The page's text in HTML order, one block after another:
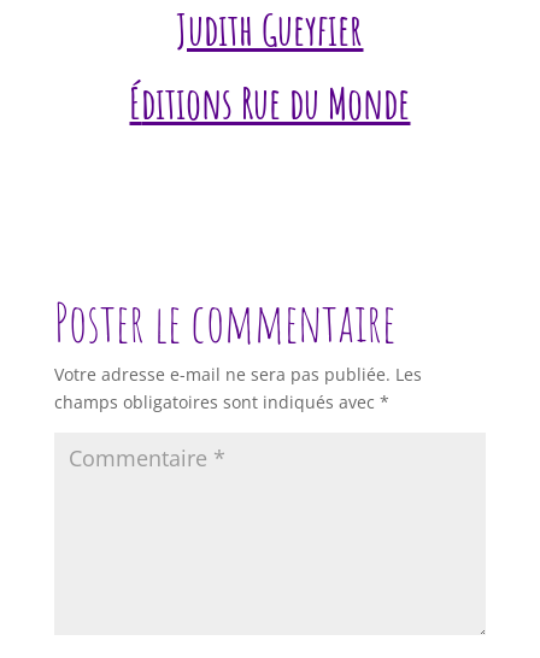
Judith Gueyfier
Éditions Rue du Monde
Poster le commentaire
Votre adresse e-mail ne sera pas publiée. Les
champs obligatoires sont indiqués avec *